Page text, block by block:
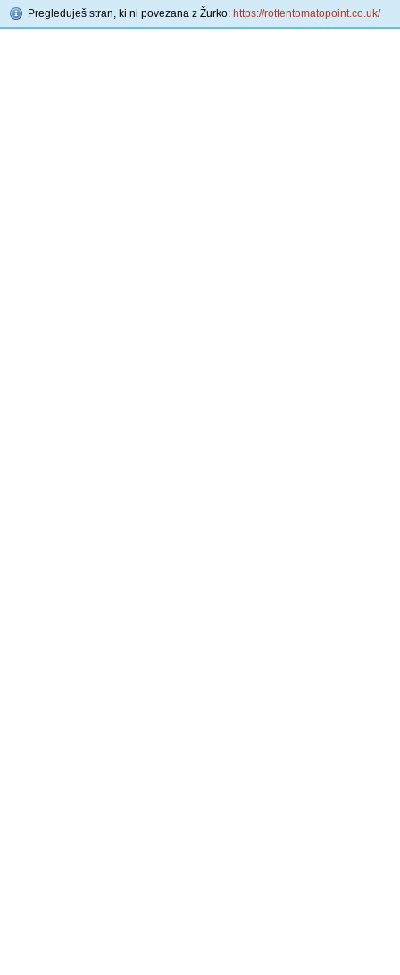
Pregleduješ stran, ki ni povezana z Žurko: https://rottentomatopoint.co.uk/